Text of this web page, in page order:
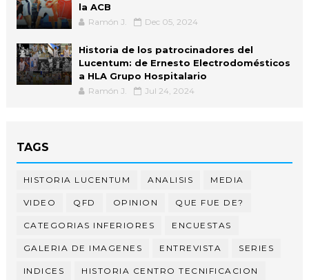
la ACB
Ramón J. Dec 05, 2024
Historia de los patrocinadores del
Lucentum: de Ernesto Electrodomésticos
a HLA Grupo Hospitalario
Ramón J. Jul 24, 2024
TAGS
HISTORIA LUCENTUM ANALISIS MEDIA
VIDEO QFD OPINION QUE FUE DE?
CATEGORIAS INFERIORES ENCUESTAS
GALERIA DE IMAGENES ENTREVISTA SERIES
INDICES HISTORIA CENTRO TECNIFICACION